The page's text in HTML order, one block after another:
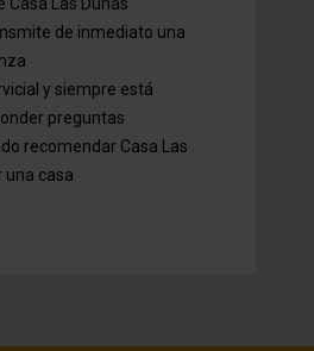
de inmediato una
y siempre está
preguntas
recomendar Casa Las
una casa